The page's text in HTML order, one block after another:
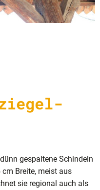
gespaltene Schindeln
Breite, meist aus
sie regional auch als